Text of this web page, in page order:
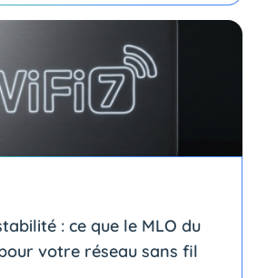
: ce que le MLO du
votre réseau sans fil